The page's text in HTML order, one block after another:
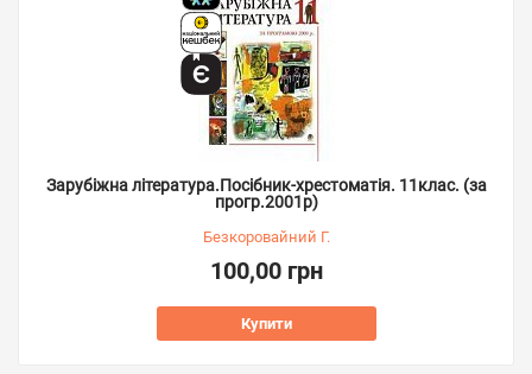
Зарубіжна література.Посібник-хрестоматія. 11клас. (за
прогр.2001р)
Безкоровайний Г.
100,00 грн
Купити